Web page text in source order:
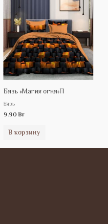
Бязь «Магия огня»П
Бязь
9.90 Br
В корзину